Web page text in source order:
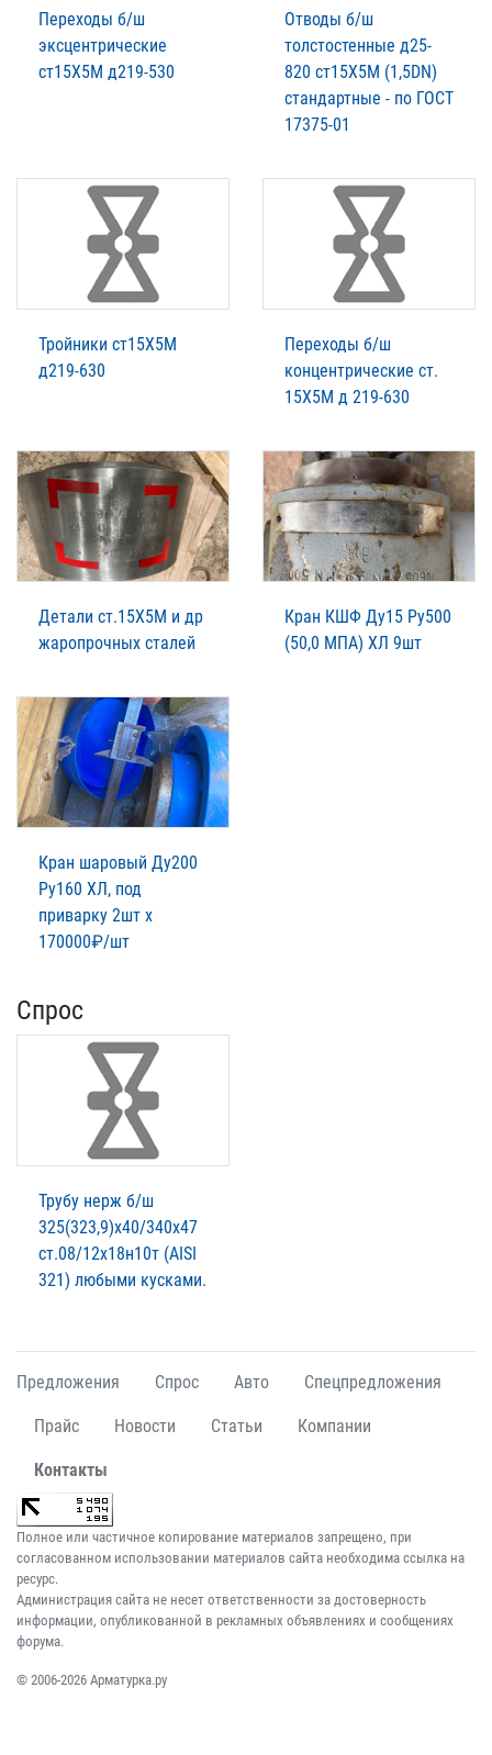
Переходы б/ш
эксцентрические
ст15Х5М д219-530
Отводы б/ш
толстостенные д25-
820 ст15Х5М (1,5DN)
стандартные - по ГОСТ
17375-01
Тройники ст15Х5М
д219-630
Переходы б/ш
концентрические ст.
15Х5М д 219-630
Детали ст.15Х5М и др
жаропрочных сталей
Кран КШФ Ду15 Ру500
(50,0 МПА) ХЛ 9шт
Кран шаровый Ду200
Ру160 ХЛ, под
приварку 2шт х
170000₽/шт
Спрос
Трубу нерж б/ш
325(323,9)х40/340х47
ст.08/12х18н10т (AISI
321) любыми кусками.
Предложения Спрос Авто Спецпредложения
Прайс Новости Статьи Компании
Контакты
Полное или частичное копирование материалов запрещено, при
согласованном использовании материалов сайта необходима ссылка на
ресурс.
Администрация сайта не несет ответственности за достоверность
информации, опубликованной в рекламных объявлениях и сообщениях
форума.
© 2006-2026 Арматурка.ру